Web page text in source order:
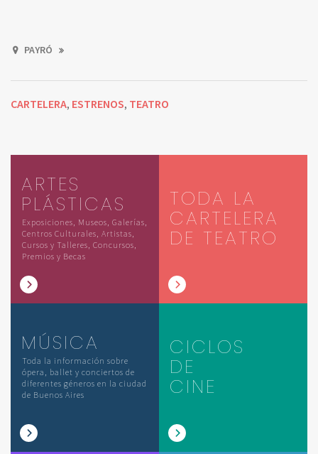
PAYRÓ
CARTELERA, ESTRENOS, TEATRO
ARTES
PLÁSTICAS
Exposiciones, Museos, Galerías,
Centros Culturales, Artistas,
Cursos y Talleres, Concursos,
Premios y Becas
TODA LA
CARTELERA
DE TEATRO
MÚSICA
Toda la información sobre
ópera, ballet y conciertos de
diferentes géneros en la ciudad
de Buenos Aires
CICLOS
DE
CINE